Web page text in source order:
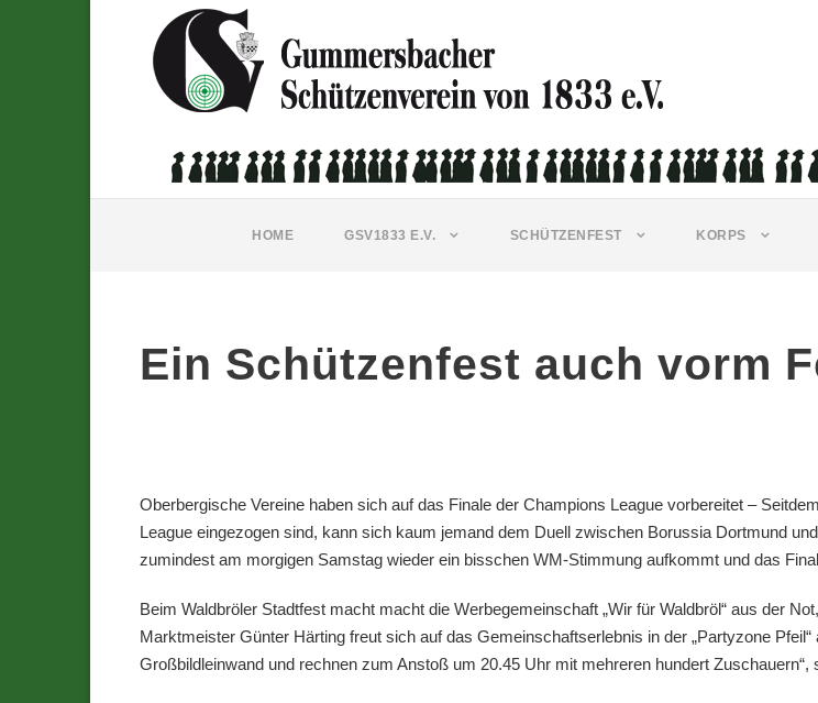
HOME GSV1833 E.V. SCHÜTZENFEST KORPS
Ein Schützenfest auch vorm
Oberbergische Vereine haben sich auf das Finale der Champions League vorbereitet –
League eingezogen sind, kann sich kaum jemand dem Duell zwischen Borussia Dortmund
zumindest am morgigen Samstag wieder ein bisschen WM-Stimmung aufkommt und das
Beim Waldbröler Stadtfest macht macht die Werbegemeinschaft „Wir für Waldbröl“ aus der
Marktmeister Günter Härting freut sich auf das Gemeinschaftserlebnis in der „Partyzone
Großbildleinwand und rechnen zum Anstoß um 20.45 Uhr mit mehreren hundert